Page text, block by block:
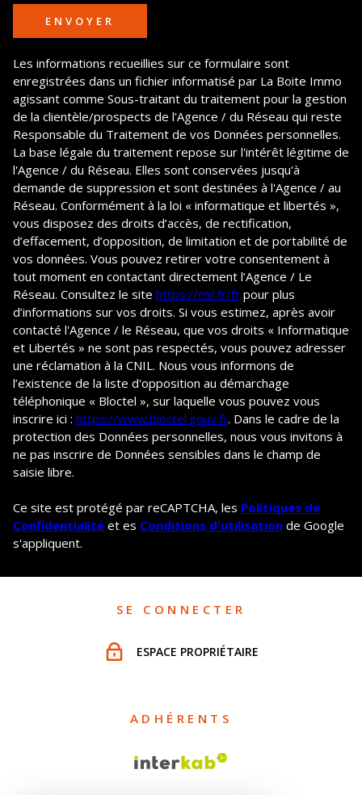
ENVOYER
Les informations recueillies sur ce formulaire sont
enregistrées dans un fichier informatisé par La Boite Immo
agissant comme Sous-traitant du traitement pour la gestion
de la clientèle/prospects de l'Agence / du Réseau qui reste
Responsable du Traitement de vos Données personnelles.
La base légale du traitement repose sur l'intérêt légitime de
l'Agence / du Réseau. Elles sont conservées jusqu'à
demande de suppression et sont destinées à l'Agence / au
Réseau. Conformément à la loi « informatique et libertés »,
vous disposez des droits d’accès, de rectification,
d’effacement, d’opposition, de limitation et de portabilité de
vos données. Vous pouvez retirer votre consentement à
tout moment en contactant directement l’Agence / Le
Réseau. Consultez le site https://cnil.fr/fr pour plus
d’informations sur vos droits. Si vous estimez, après avoir
contacté l'Agence / le Réseau, que vos droits « Informatique
et Libertés » ne sont pas respectés, vous pouvez adresser
une réclamation à la CNIL. Nous vous informons de
l’existence de la liste d'opposition au démarchage
téléphonique « Bloctel », sur laquelle vous pouvez vous
inscrire ici : https://www.bloctel.gouv.fr. Dans le cadre de la
protection des Données personnelles, nous vous invitons à
ne pas inscrire de Données sensibles dans le champ de
saisie libre.
Ce site est protégé par reCAPTCHA, les Politiques de
Confidentialité et es Conditions d'utilisation de Google
s'appliquent.
SE CONNECTER
ESPACE PROPRIÉTAIRE
ADHÉRENTS